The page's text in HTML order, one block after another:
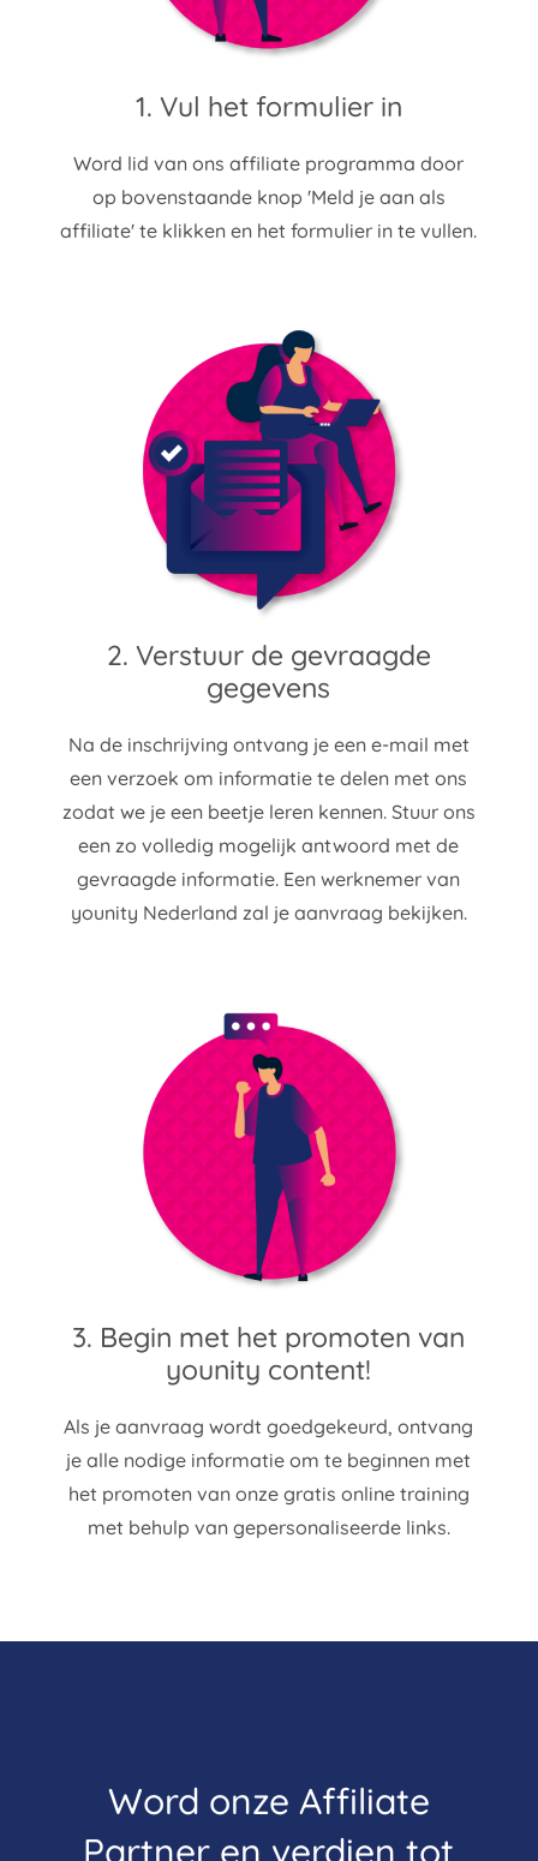
1. Vul het formulier in
Word lid van ons affiliate programma door
op bovenstaande knop 'Meld je aan als
affiliate' te klikken en het formulier in te vullen.
2. Verstuur de gevraagde
gegevens
Na de inschrijving ontvang je een e-mail met
een verzoek om informatie te delen met ons
zodat we je een beetje leren kennen. Stuur ons
een zo volledig mogelijk antwoord met de
gevraagde informatie. Een werknemer van
younity Nederland zal je aanvraag bekijken.
3. Begin met het promoten van
younity content!
Als je aanvraag wordt goedgekeurd, ontvang
je alle nodige informatie om te beginnen met
het promoten van onze gratis online training
met behulp van gepersonaliseerde links.
Word onze Affiliate
Partner en verdien tot